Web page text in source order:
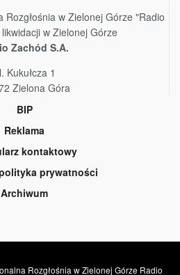
Rozgłośnia w Zielonej Górze "Radio
w Zielonej Górze
Zachód S.A.
Kukułcza 1
Zielona Góra
BIP
Reklama
kontaktowy
prywatności
Archiwum
Rozgłośnia w Zielonej Górze Radio